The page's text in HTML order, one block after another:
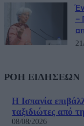
–
ΡΟΗ ΕΙΔΗΣΕΩΝ
Η Ισπανία
ταξιδιώτες από
08/08/2026